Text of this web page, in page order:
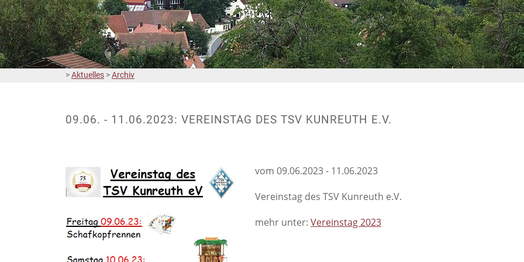
>Aktuelles >Archiv
09.06. - 11.06.2023: VEREINSTAG DES TSV KUNREUTH E.V.
vom 09.06.2023 - 11.06.2023
Vereinstag des TSV Kunreuth e.V.
mehr unter: Vereinstag 2023